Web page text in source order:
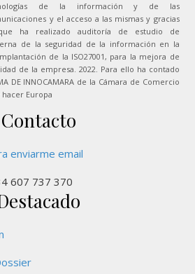
de la información y de las
y el acceso a las mismas y gracias
ha realizado auditoría de estudio de
de la seguridad de la información en la
de la ISO27001, para la mejora de
de la empresa. 2022. Para ello ha contado
DE INNOCAMARA de la Cámara de Comercio
hacer Europa
Contacto
enviarme email
607 737 370